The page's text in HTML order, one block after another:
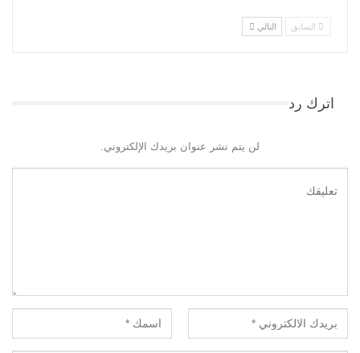
السابق التالي
اترك رد
لن يتم نشر عنوان بريدك الإلكتروني.